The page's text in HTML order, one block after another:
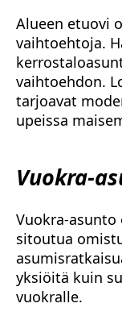
Alueen etuovi
vaihtoehtoja.
vaihtoehdon.
tarjoavat
upeissa
Vuokra-
Vuokra-
sitoutua
yksiöitä kuin
vuokralle.